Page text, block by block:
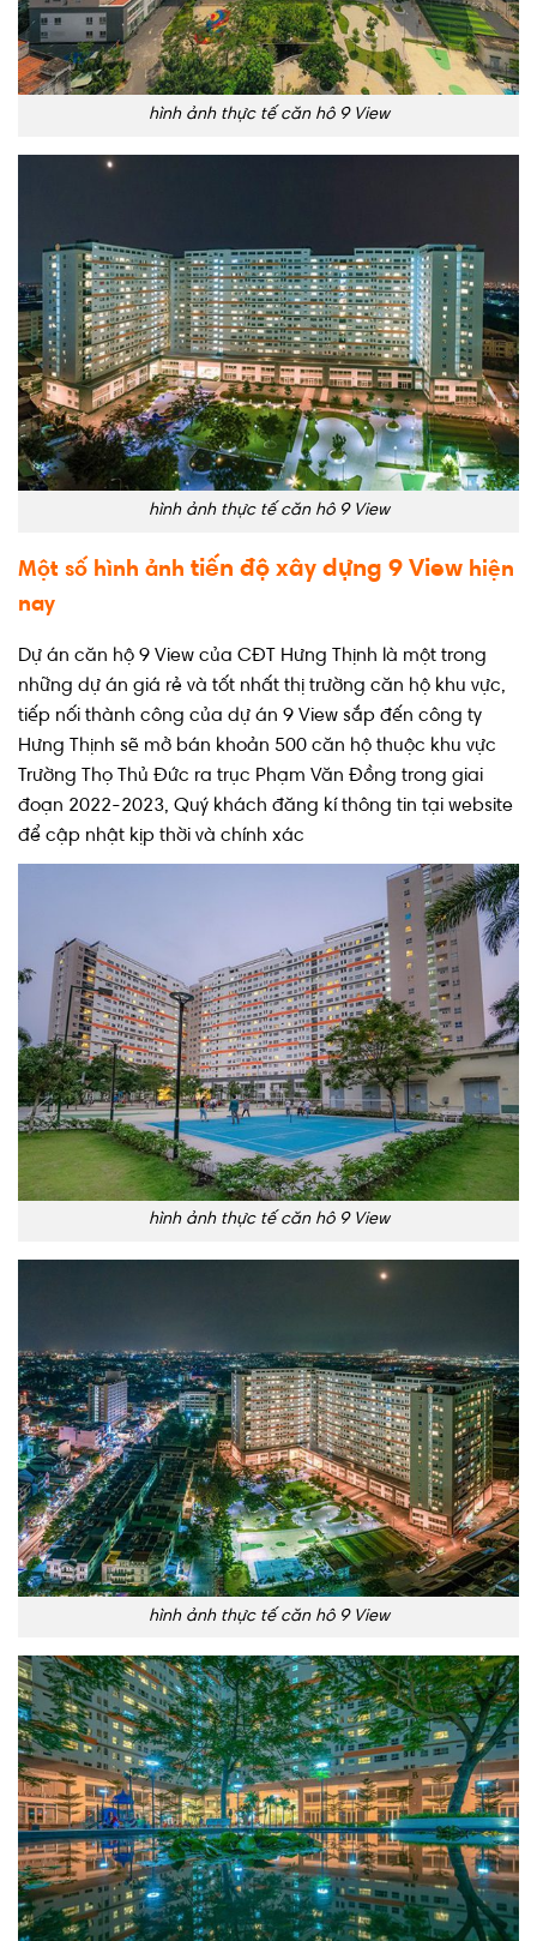
hình ảnh thực tế căn hô 9 View
hình ảnh thực tế căn hô 9 View
Một số hình ảnh tiến độ xây dựng 9 View hiện
nay
Dự án căn hộ 9 View của CĐT Hưng Thịnh là một trong
những dự án giá rẻ và tốt nhất thị trường căn hộ khu vực,
tiếp nối thành công của dự án 9 View sắp đến công ty
Hưng Thịnh sẽ mở bán khoản 500 căn hộ thuộc khu vực
Trường Thọ Thủ Đức ra trục Phạm Văn Đồng trong giai
đoạn 2022-2023, Quý khách đăng kí thông tin tại website
để cập nhật kịp thời và chính xác
hình ảnh thực tế căn hô 9 View
hình ảnh thực tế căn hô 9 View